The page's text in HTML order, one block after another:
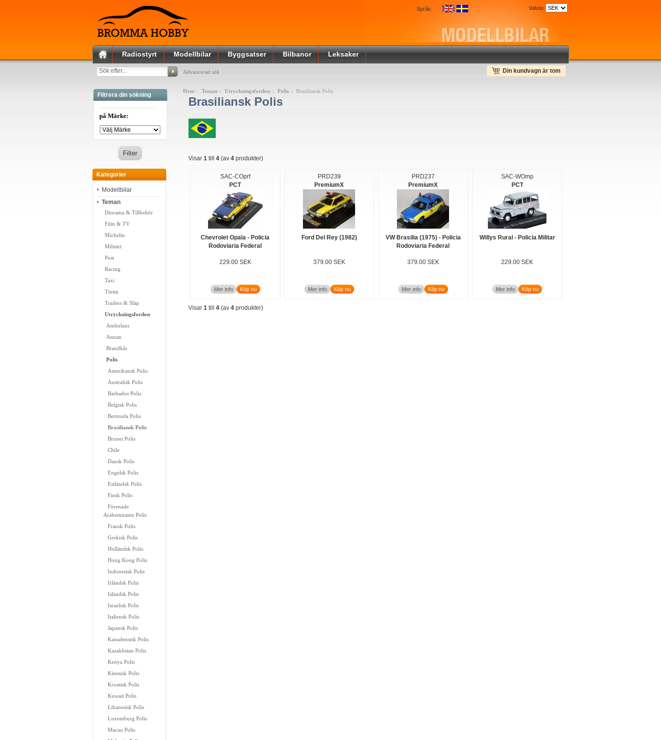
Valuta:
Språk:
Radiostyrt Modellbilar Byggsatser Bilbanor Leksaker
Advancerad sök Din kundvagn är tom
Filtrera din sökning
på Märke:
Kategorier
Modellbilar
Teman
Diorama & Tillbehör
Film & TV
Michelin
Militärt
Post
Racing
Taxi
Tintin
Trailers & Släp
Utryckningsfordon
Ambulans
Annan
Brandkår
Polis
Amerikansk Polis
Australisk Polis
Barbados Polis
Belgisk Polis
Bermuda Polis
Brasiliansk Polis
Brunei Polis
Chile
Dansk Polis
Engelsk Polis
Estländsk Polis
Finsk Polis
Förenade
Arabemiraten Polis
Fransk Polis
Grekisk Polis
Holländsk Polis
Hong Kong Polis
Indonesisk Polis
Irländsk Polis
Isländsk Polis
Israelisk Polis
Italiensk Polis
Japansk Polis
Kanadensisk Polis
Kazakhstan Polis
Kenya Polis
Kinesisk Polis
Kroatisk Polis
Kuwait Polis
Libanesisk Polis
Luxemburg Polis
Macau Polis
Hem :: Teman :: Utryckningsfordon :: Polis :: Brasiliansk Polis
Brasiliansk Polis
Visar 1 till 4(av 4produkter)
SAC-COprf
PCT
Chevrolet Opala - Policia
Rodoviaria Federal
229.00 SEK
Mer info Köp nu
PRD239
PremiumX
Ford Del Rey (1982)
379.00 SEK
Mer info Köp nu
PRD237
PremiumX
VW Brasilia (1975) - Policia
Rodoviaria Federal
379.00 SEK
Mer info Köp nu
SAC-WOmp
PCT
Willys Rural - Policia Militar
229.00 SEK
Mer info Köp nu
Visar 1 till 4(av 4produkter)